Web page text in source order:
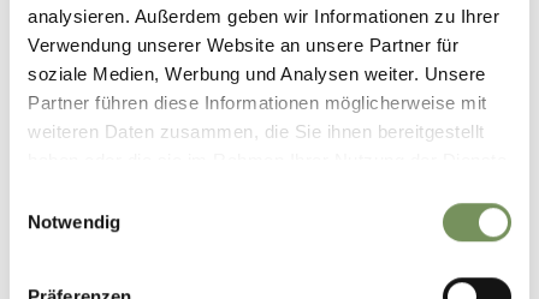
analysieren. Außerdem geben wir Informationen zu Ihrer
Verwendung unserer Website an unsere Partner für
soziale Medien, Werbung und Analysen weiter. Unsere
Partner führen diese Informationen möglicherweise mit
weiteren Daten zusammen, die Sie ihnen bereitgestellt
Notwendig
Associazione turistica di Parcines, Rablà e Tel
Via Spauregg 10
39020 Parcines
T+39 0473 967157
www.partschins.com